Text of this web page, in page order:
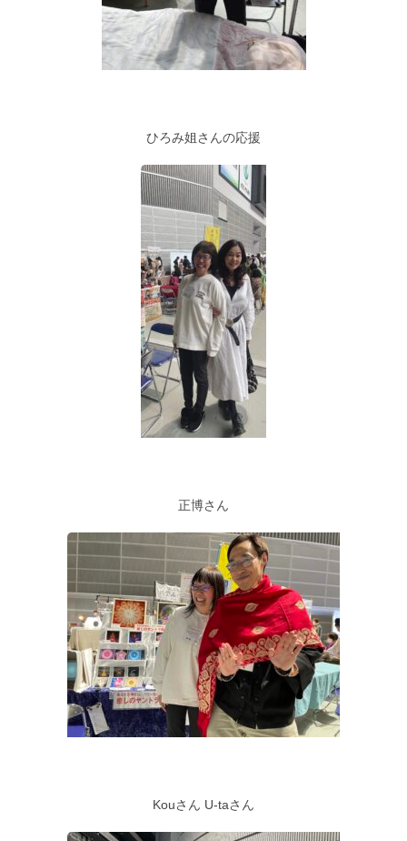
ひろみ姐さんの応援
正博さん
Kouさん U-taさん